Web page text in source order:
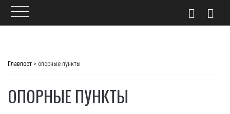
Главпост > опорные пункты
ОПОРНЫЕ ПУНКТЫ